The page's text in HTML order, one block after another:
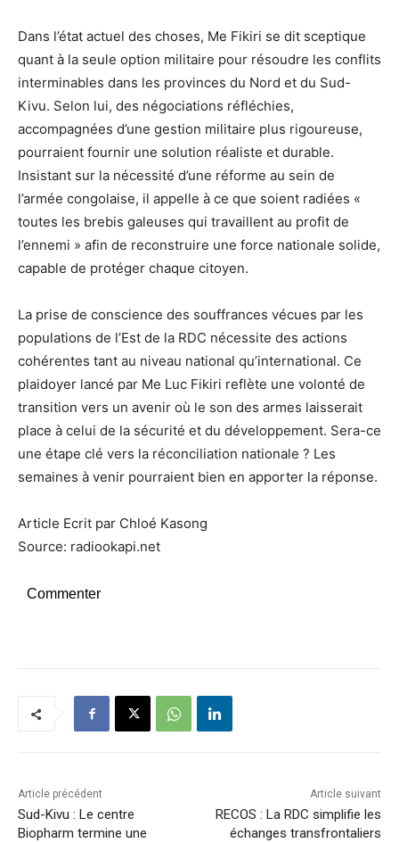
Dans l’état actuel des choses, Me Fikiri se dit sceptique
quant à la seule option militaire pour résoudre les conflits
interminables dans les provinces du Nord et du Sud-
Kivu. Selon lui, des négociations réfléchies,
accompagnées d’une gestion militaire plus rigoureuse,
pourraient fournir une solution réaliste et durable.
Insistant sur la nécessité d’une réforme au sein de
l’armée congolaise, il appelle à ce que soient radiées «
toutes les brebis galeuses qui travaillent au profit de
l’ennemi » afin de reconstruire une force nationale solide,
capable de protéger chaque citoyen.
La prise de conscience des souffrances vécues par les
populations de l’Est de la RDC nécessite des actions
cohérentes tant au niveau national qu’international. Ce
plaidoyer lancé par Me Luc Fikiri reflète une volonté de
transition vers un avenir où le son des armes laisserait
place à celui de la sécurité et du développement. Sera-ce
une étape clé vers la réconciliation nationale ? Les
semaines à venir pourraient bien en apporter la réponse.
Article Ecrit par Chloé Kasong
Source: radiookapi.net
Commenter
Article précédent
Sud-Kivu : Le centre
Biopharm termine une
Article suivant
RECOS : La RDC simplifie les
échanges transfrontaliers